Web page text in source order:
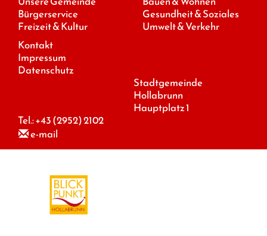
Bürgerservice
Freizeit & Kultur
Gesundheit & Soziales
Umwelt & Verkehr
Kontakt
Impressum
Datenschutz
Stadtgemeinde
Hollabrunn
Hauptplatz 1
Tel.:+43 (2952) 2102
e-mail